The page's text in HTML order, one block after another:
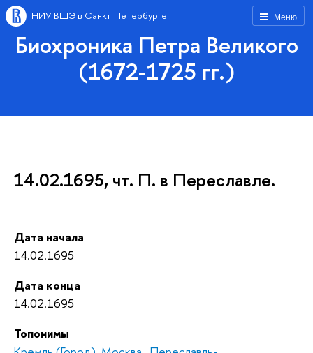
Меню
НИУ ВШЭ в Санкт-Петербурге
Биохроника Петра Великого
(1672-1725 гг.)
14.02.1695, чт. П. в Переславле.
Дата начала
14.02.1695
Дата конца
14.02.1695
Топонимы